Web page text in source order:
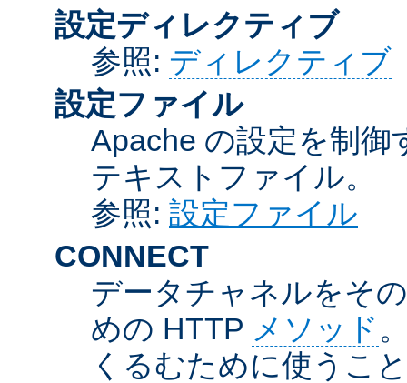
設定ディレクティブ
参照: ディレクティブ
設定ファイル
Apache の設定を制
テキストファイル。
参照: 設定ファイル
CONNECT
データチャネルをそ
めの HTTP メソッド
くるむために使うこ